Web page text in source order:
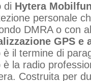
di Hytera
personale
DMRA o con
GPS
è il termine di
è la radio
Costruita per